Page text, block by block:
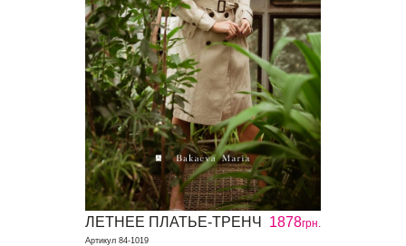
1878грн.
ЛЕТНЕЕ ПЛАТЬЕ-ТРЕНЧ
Артикул 84-1019